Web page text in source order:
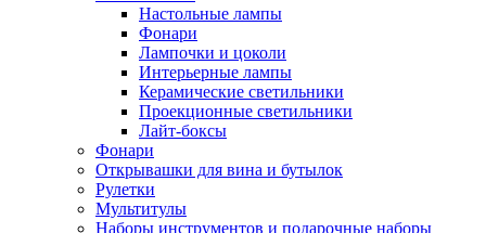
Настольные лампы
Фонари
Лампочки и цоколи
Интерьерные лампы
Керамические светильники
Проекционные светильники
Лайт-боксы
Фонари
Открывашки для вина и бутылок
Рулетки
Мультитулы
Наборы инструментов и подарочные наборы